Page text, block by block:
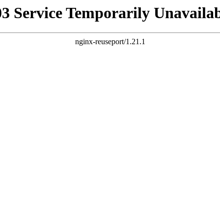
Service Temporarily
nginx-reuseport/1.21.1